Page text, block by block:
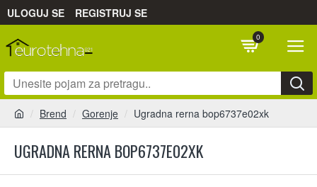
ULOGUJ SE REGISTRUJ SE
0
Brend Gorenje Ugradna rerna bop6737e02xk
UGRADNA RERNA BOP6737E02XK